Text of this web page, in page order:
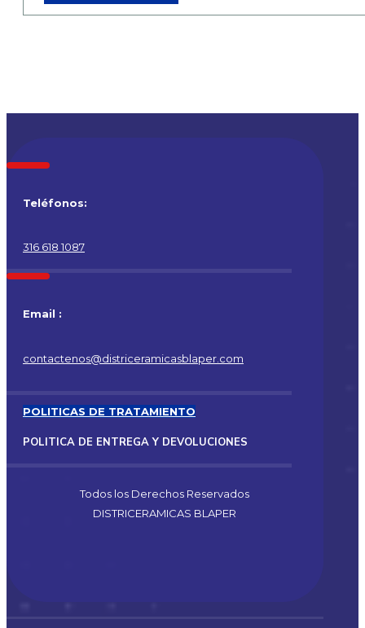
Teléfonos:
316 618 1087
Email :
contactenos@districeramicasblaper.com
POLITICAS DE TRATAMIENTO
POLITICA DE ENTREGA Y DEVOLUCIONES
Todos los Derechos Reservados
DISTRICERAMICAS BLAPER